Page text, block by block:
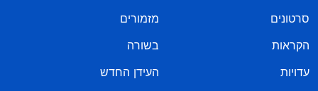
סרטונים
מזמורים
הקראות
בשורה
עדויות
העידן החדש